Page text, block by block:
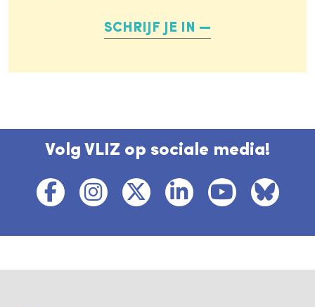
SCHRIJF JE IN
Volg VLIZ op sociale media!